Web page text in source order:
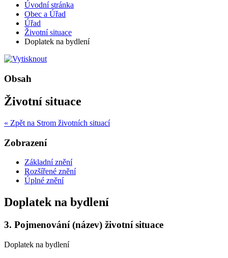
Úvodní stránka
Obec a Úřad
Úřad
Životní situace
Doplatek na bydlení
Obsah
Životní situace
« Zpět na Strom životních situací
Zobrazení
Základní znění
Rozšířené znění
Úplné znění
Doplatek na bydlení
3. Pojmenování (název) životní situace
Doplatek na bydlení